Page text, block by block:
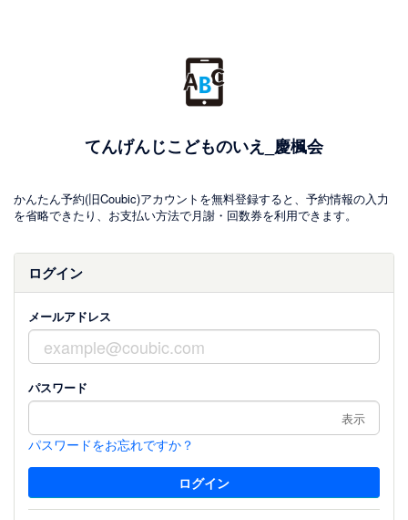
てんげんじこどものいえ_慶楓会
かんたん予約(旧Coubic)アカウントを無料登録すると、予約情報の入力
を省略できたり、お支払い方法で月謝・回数券を利用できます。
ログイン
メールアドレス
パスワード
表示
パスワードをお忘れですか？